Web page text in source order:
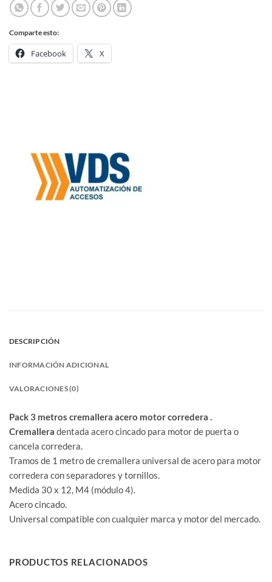
Comparte esto:
Facebook X
DESCRIPCIÓN
INFORMACIÓN ADICIONAL
VALORACIONES (0)
Pack 3 metros cremallera acero motor corredera .
Cremallera dentada acero cincado para motor de puerta o
cancela corredera.
Tramos de 1 metro de cremallera universal de acero para motor
corredera con separadores y tornillos.
Medida 30 x 12, M4 (módulo 4).
Acero cincado.
Universal compatible con cualquier marca y motor del mercado.
PRODUCTOS RELACIONADOS